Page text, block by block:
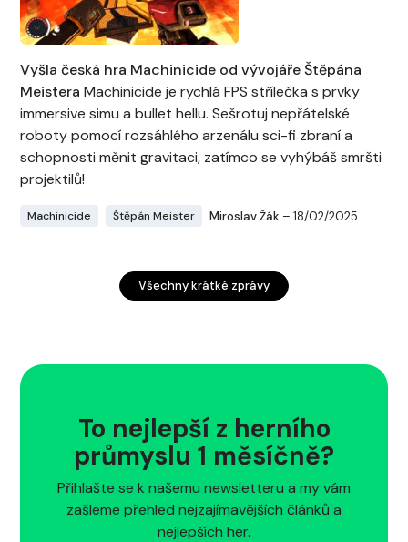
Vyšla česká hra Machinicide od vývojáře Štěpána
Meistera Machinicide je rychlá FPS střílečka s prvky
immersive simu a bullet hellu. Sešrotuj nepřátelské
roboty pomocí rozsáhlého arzenálu sci-fi zbraní a
schopnosti měnit gravitaci, zatímco se vyhýbáš smršti
projektilů!
Machinicide Štěpán Meister Miroslav Žák – 18/02/2025
Všechny krátké zprávy
To nejlepší z herního
průmyslu 1 měsíčně?
Přihlašte se k našemu newsletteru a my vám
zašleme přehled nejzajímavějších článků a
nejlepších her.